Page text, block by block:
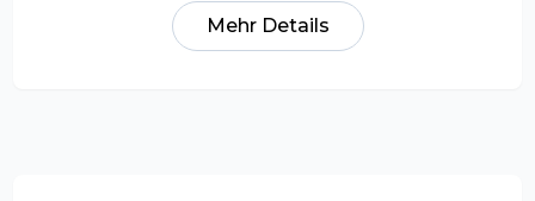
Mehr Details